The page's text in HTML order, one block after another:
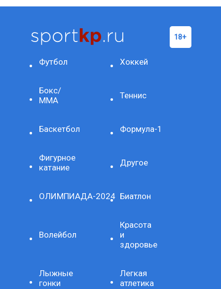
Футбол Хоккей
Бокс/
ММА
Теннис
Баскетбол Формула-1
Фигурное
катание
Другое
ОЛИМПИАДА-2024 Биатлон
Волейбол
Красота
и
здоровье
Лыжные
гонки
Легкая
атлетика